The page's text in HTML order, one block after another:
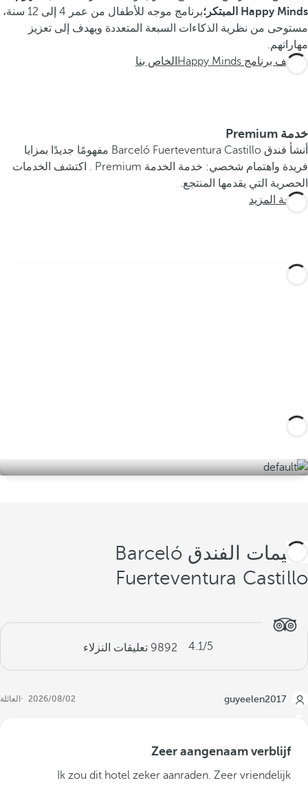
Happy Minds المبتكر؛
برنامج موجه للأطفال من عمر 4 إلى 12 سنة،
مستوحى من نظرية الذكاءات السبعة المتعددة ويهدف إلى تعزيز
مهاراتهم.
اكتشف برنامج Happy Mindsالخاص بنا
خدمة Premium
أنشأ فندق Barceló Fuerteventura Castillo مفهومًا جديدًا بمزايا
فريدة واهتمام شخصي: خدمة الخدمة Premium . اكتشف الخدمات
الحصرية التي يقدمها المنتجع.
معرفة المزيد
تقييمات الفندق Barceló
Fuerteventura Castillo
4.1/5
9892 تعليقات النزلاء
guyeelen2017
02‏/08‏/2026 العائلة
Zeer aangenaam verblijf
‪Ik zou dit hotel zeker aanraden. Zeer vriendelijk